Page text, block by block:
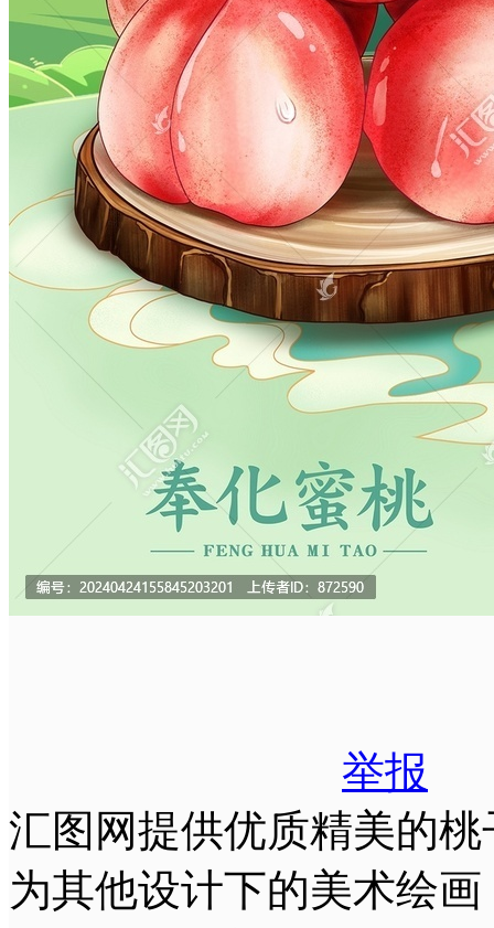
举报
汇图网提供优质精美的
为其他设计下的美术绘